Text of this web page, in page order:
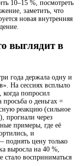
10–15 %, посмотреть
заметить, что
новая внутренняя
выглядит в
года держала одну и
На сессиях всплыло
когда попросил
о деньгах =
реакцию (сильное
прогнали через
примеры, где её
и
поднять цену только
выросла на 40 %,
стало восприниматься